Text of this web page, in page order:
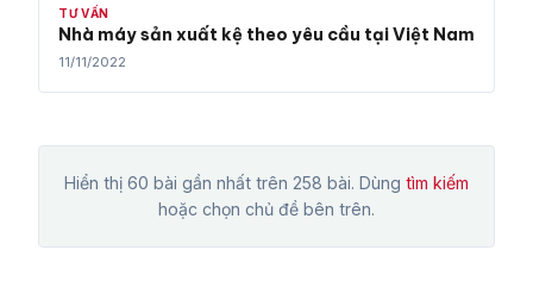
TƯ VẤN
Nhà máy sản xuất kệ theo yêu cầu tại Việt Nam
11/11/2022
Hiển thị 60 bài gần nhất trên 258 bài. Dùng tìm kiếm
hoặc chọn chủ đề bên trên.